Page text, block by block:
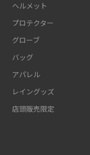
ヘルメット
プロテクター
グローブ
バッグ
アパレル
レイングッズ
店頭販売限定